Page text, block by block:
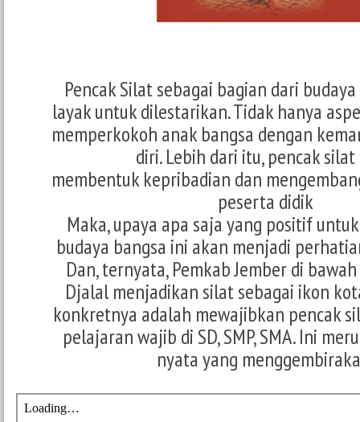
Pencak Silat sebagai bagian dari
layak untuk dilestarikan. Tidak hanya
memperkokoh anak bangsa dengan
diri. Lebih dari itu, pencak
membentuk kepribadian dan
peserta didik
Maka, upaya apa saja yang positif
budaya bangsa ini akan menjadi
Dan, ternyata, Pemkab Jember di
Djalal menjadikan silat sebagai ikon
konkretnya adalah mewajibkan pencak
pelajaran wajib di SD, SMP, SMA. Ini
nyata yang